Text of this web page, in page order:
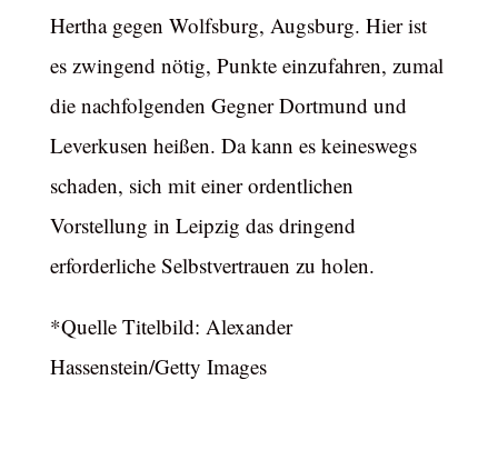
Hertha gegen Wolfsburg, Augsburg. Hier ist
es zwingend nötig, Punkte einzufahren, zumal
die nachfolgenden Gegner Dortmund und
Leverkusen heißen. Da kann es keineswegs
schaden, sich mit einer ordentlichen
Vorstellung in Leipzig das dringend
erforderliche Selbstvertrauen zu holen.
*Quelle Titelbild: Alexander
Hassenstein/Getty Images